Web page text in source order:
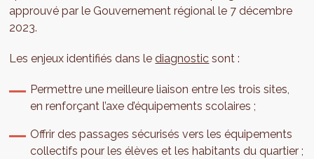
approuvé par le Gouvernement régional le 7 décembre
2023.
Les enjeux identifiés dans lediagnostic sont :
Permettre une meilleure liaison entre les trois sites,
en renforçant l’axe d’équipements scolaires ;
Offrir des passages sécurisés vers les équipements
collectifs pour les élèves et les habitants du quartier ;